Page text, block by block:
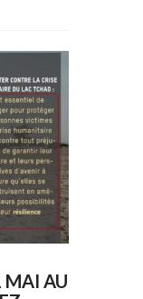
MAI AU